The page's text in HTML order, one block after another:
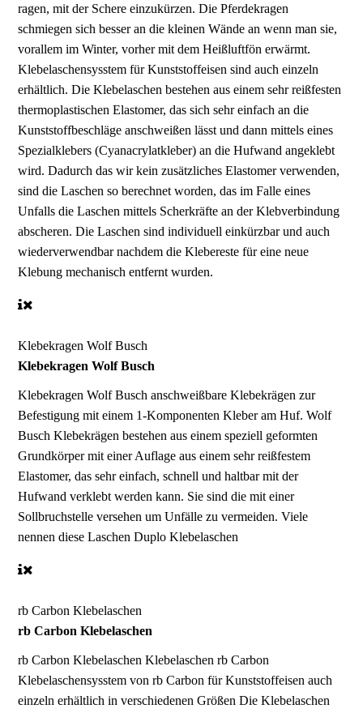
ragen, mit der Schere einzukürzen. Die Pferdekragen
schmiegen sich besser an die kleinen Wände an wenn man sie,
vorallem im Winter, vorher mit dem Heißluftfön erwärmt.
Klebelaschensysstem für Kunststoffeisen sind auch einzeln
erhältlich. Die Klebelaschen bestehen aus einem sehr reißfesten
thermoplastischen Elastomer, das sich sehr einfach an die
Kunststoffbeschläge anschweißen lässt und dann mittels eines
Spezialklebers (Cyanacrylatkleber) an die Hufwand angeklebt
wird. Dadurch das wir kein zusätzliches Elastomer verwenden,
sind die Laschen so berechnet worden, das im Falle eines
Unfalls die Laschen mittels Scherkräfte an der Klebverbindung
abscheren. Die Laschen sind individuell einkürzbar und auch
wiederverwendbar nachdem die Klebereste für eine neue
Klebung mechanisch entfernt wurden.
Klebekragen Wolf Busch
Klebekragen Wolf Busch
Klebekragen Wolf Buschanschweißbare Klebekrägen zur
Befestigung mit einem 1-Komponenten Kleber am Huf. Wolf
Busch Klebekrägen bestehen aus einem speziell geformten
Grundkörper mit einer Auflage aus einem sehr reißfestem
Elastomer, das sehr einfach, schnell und haltbar mit der
Hufwand verklebt werden kann. Sie sind die mit einer
Sollbruchstelle versehen um Unfälle zu vermeiden. Viele
nennen diese Laschen Duplo Klebelaschen
rb Carbon Klebelaschen
rb Carbon Klebelaschen
rb Carbon KlebelaschenKlebelaschen rb Carbon
Klebelaschensysstem von rb Carbon für Kunststoffeisen auch
einzeln erhältlich in verschiedenen Größen Die Klebelaschen